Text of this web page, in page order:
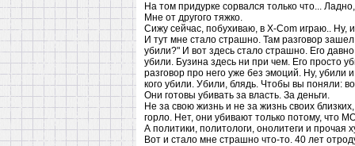
На том придурке сорвался только что...
Мне от другого тяжко.
Сижу сейчас, побухиваю, в X-Com играю.. Ну,
И тут мне стало страшно. Там разговор
убили?" И вот здесь стало страшно. Его
убили. Бузина здесь ни при чем. Его
разговор про него уже без эмоций. Ну,
кого убили. Убили, блядь. Чтобы вы поняли:
Они готовы убивать за власть. За деньги.
Не за свою жизнь и не за жизнь своих
горло. Нет, они убивают только потому, что
А политики, политологи, онолитеги и прочая
Вот и стало мне страшно что-то. 40 лет